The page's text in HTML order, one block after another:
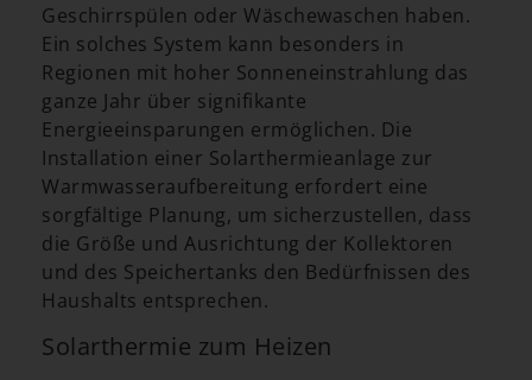
Geschirrspülen oder Wäschewaschen haben.
Ein solches System kann besonders in
Regionen mit hoher Sonneneinstrahlung das
ganze Jahr über signifikante
Energieeinsparungen ermöglichen. Die
Installation einer Solarthermieanlage zur
Warmwasseraufbereitung erfordert eine
sorgfältige Planung, um sicherzustellen, dass
die Größe und Ausrichtung der Kollektoren
und des Speichertanks den Bedürfnissen des
Haushalts entsprechen.
Solarthermie zum Heizen